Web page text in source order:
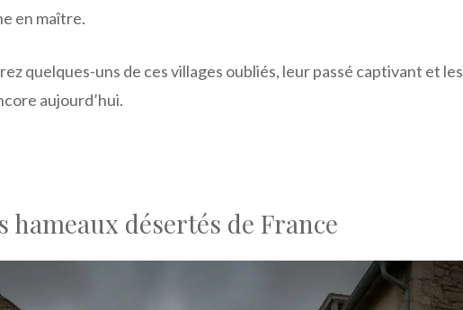
en maître.
quelques-uns de ces villages oubliés, leur passé captivant et les
aujourd’hui.
hameaux désertés de France